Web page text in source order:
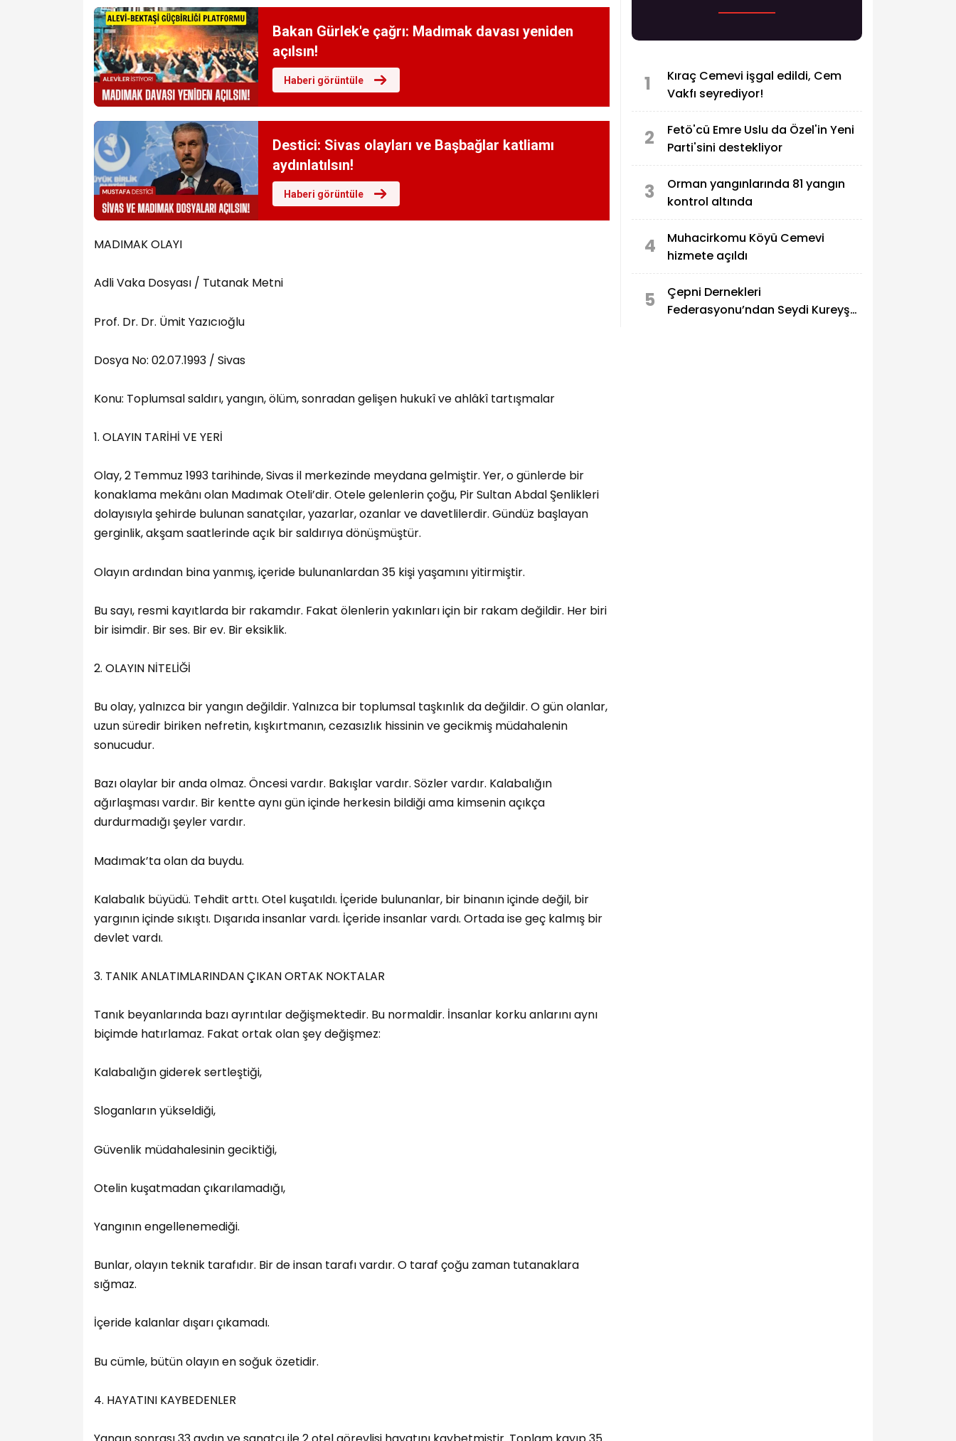
Bakan Gürlek'e çağrı: Madımak davası yeniden
açılsın!
Haberi görüntüle
Destici: Sivas olayları ve Başbağlar katliamı
aydınlatılsın!
Haberi görüntüle
MADIMAK OLAYI
Adli Vaka Dosyası / Tutanak Metni
Prof. Dr. Dr. Ümit Yazıcıoğlu
Dosya No: 02.07.1993 / Sivas
Konu: Toplumsal saldırı, yangın, ölüm, sonradan gelişen hukukî ve ahlâkî tartışmalar
1. OLAYIN TARİHİ VE YERİ
Olay, 2 Temmuz 1993 tarihinde, Sivas il merkezinde meydana gelmiştir. Yer, o günlerde bir
konaklama mekânı olan Madımak Oteli’dir. Otele gelenlerin çoğu, Pir Sultan Abdal Şenlikleri
dolayısıyla şehirde bulunan sanatçılar, yazarlar, ozanlar ve davetlilerdir. Gündüz başlayan
gerginlik, akşam saatlerinde açık bir saldırıya dönüşmüştür.
Olayın ardından bina yanmış, içeride bulunanlardan 35 kişi yaşamını yitirmiştir.
Bu sayı, resmi kayıtlarda bir rakamdır. Fakat ölenlerin yakınları için bir rakam değildir. Her biri
bir isimdir. Bir ses. Bir ev. Bir eksiklik.
2. OLAYIN NİTELİĞİ
Bu olay, yalnızca bir yangın değildir. Yalnızca bir toplumsal taşkınlık da değildir. O gün olanlar,
uzun süredir biriken nefretin, kışkırtmanın, cezasızlık hissinin ve gecikmiş müdahalenin
sonucudur.
Bazı olaylar bir anda olmaz. Öncesi vardır. Bakışlar vardır. Sözler vardır. Kalabalığın
ağırlaşması vardır. Bir kentte aynı gün içinde herkesin bildiği ama kimsenin açıkça
durdurmadığı şeyler vardır.
Madımak’ta olan da buydu.
Kalabalık büyüdü. Tehdit arttı. Otel kuşatıldı. İçeride bulunanlar, bir binanın içinde değil, bir
yargının içinde sıkıştı. Dışarıda insanlar vardı. İçeride insanlar vardı. Ortada ise geç kalmış bir
devlet vardı.
3. TANIK ANLATIMLARINDAN ÇIKAN ORTAK NOKTALAR
Tanık beyanlarında bazı ayrıntılar değişmektedir. Bu normaldir. İnsanlar korku anlarını aynı
biçimde hatırlamaz. Fakat ortak olan şey değişmez:
Kalabalığın giderek sertleştiği,
Sloganların yükseldiği,
Güvenlik müdahalesinin geciktiği,
Otelin kuşatmadan çıkarılamadığı,
Yangının engellenemediği.
Bunlar, olayın teknik tarafıdır. Bir de insan tarafı vardır. O taraf çoğu zaman tutanaklara
sığmaz.
İçeride kalanlar dışarı çıkamadı.
Bu cümle, bütün olayın en soğuk özetidir.
4. HAYATINI KAYBEDENLER
1
Kıraç Cemevi işgal edildi, Cem
Vakfı seyrediyor!
2
Fetö'cü Emre Uslu da Özel'in Yeni
Parti'sini destekliyor
3
Orman yangınlarında 81 yangın
kontrol altında
4
Muhacirkomu Köyü Cemevi
hizmete açıldı
5
Çepni Dernekleri
Federasyonu’ndan Seydi Kureyş